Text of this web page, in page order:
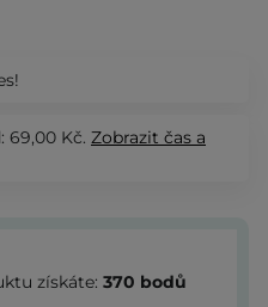
69,00 Kč. Zobrazit čas a
získáte: 370 bodů